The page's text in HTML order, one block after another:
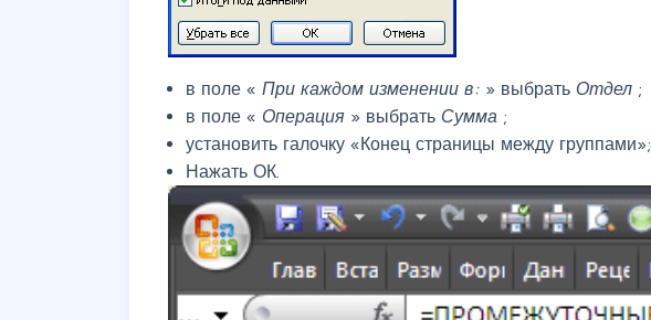
в поле « При каждом изменении в: » выбрать Отдел ;
в поле « Операция » выбрать Сумма ;
установить галочку «Конец страницы между группами»;
Нажать ОК.